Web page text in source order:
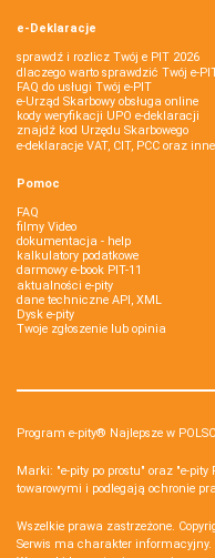
e-Deklaracje
sprawdź i rozlicz Twój e PIT 2026
dlaczego warto sprawdzić Twój e-
FAQ do usługi Twój e-PIT
e-Urząd Skarbowy obsługa online
kody weryfikacji UPO e-deklaracji
znajdź kod Urzędu Skarbowego
e-deklaracje VAT, CIT, PCC oraz inne
Pomoc
FAQ
filmy Video
dokumentacja - help
kalkulatory podatkowe
darmowy e-book PIT-11
aktualności e-pity
dane techniczne API, XML
Dysk e-pity
Twoje zgłoszenie lub opinia
Program e-pity® Najlepsze w
Marki: "e-pity po prostu" oraz "e-
towarowymi i podlegają ochronie
Wszelkie prawa zastrzeżone.
Serwis ma charakter informacyjny.